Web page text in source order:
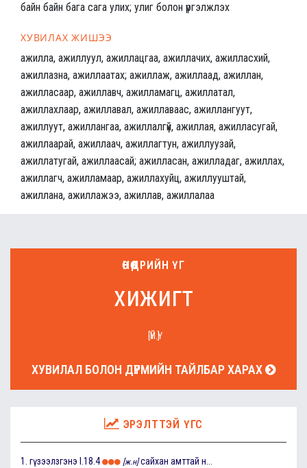
байн байн бага сага улих; улиг болон үргэлжлэх
ХУВИЛАХ ЖИШЭЭ
ажилла, ажиллуул, ажиллацгаа, ажиллачих, ажилласхий,
ажиллазна, ажиллаатах; ажиллаж, ажиллаад, ажиллан,
ажилласаар, ажиллавч, ажилламагц, ажиллатал,
ажиллахлаар, ажиллавал, ажиллаваас, ажиллангуут,
ажиллуут, ажиллангаа, ажиллалгүй, ажиллая, ажилласугай,
ажиллаарай, ажиллаач, ажиллагтун, ажиллуузай,
ажиллатугай, ажиллаасай; ажилласан, ажилладаг, ажиллах,
ажиллагч, ажилламаар, ажиллахуйц, ажиллууштай,
ажиллана, ажиллажээ, ажиллав, ажиллалаа
ӨНӨӨДРИЙН ҮГ
хижигт
[ҮЙ.Ү]
ХУВИЛАЛ БОЛОН ДҮРМИЙН ТАЙЛБАР ХАРАХ
ЭРЭЛТТЭЙ ҮГС
1. гүзээлзгэнэ I.18.4 [ж.н] сайхан амттай н...